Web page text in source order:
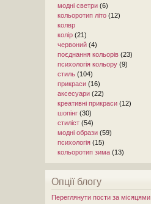
модні светри (6)
кольоротип літо (12)
колвр
колір (21)
червоний (4)
поєднання кольорів (23)
психологія кольору (9)
стиль (104)
прикраси (16)
аксесуари (22)
креативні прикраси (12)
шопінг (30)
стиліст (54)
модні образи (59)
психологія (15)
кольоротип зима (13)
Опції блогу
Переглянути пости за місяцями